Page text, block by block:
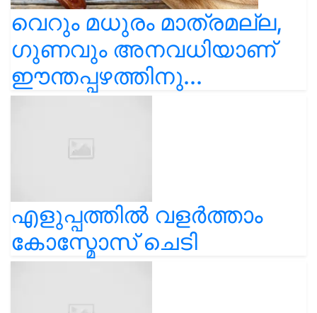
വെറും മധുരം മാത്രമല്ല,
ഗുണവും അനവധിയാണ്
ഈന്തപ്പഴത്തിനു...
എളുപ്പത്തിൽ വളർത്താം
കോസ്മോസ് ചെടി